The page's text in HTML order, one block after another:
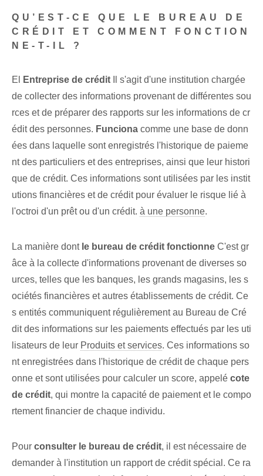
QU’EST-CE QUE LE BUREAU DE
CRÉDIT ET COMMENT FONCTION
NE-T-IL ?
El Entreprise de crédit Il s'agit d'une institution chargée
de ‍collecter​ des informations provenant de différentes sou
rces⁢ et de ⁤préparer des rapports sur les informations de cr
édit des personnes. Funciona comme une base de donn
ées dans laquelle sont enregistrés l'historique de paieme
nt des particuliers et des entreprises, ainsi que leur histori
que de crédit. Ces informations sont utilisées par les instit
utions financières et de crédit pour évaluer le risque lié à
l'octroi d'un prêt ou d'un crédit. à une personne.
La manière dont le bureau de crédit fonctionne C'est gr
âce à la collecte d'informations provenant de diverses so
urces, telles que les banques, les grands magasins, les s
ociétés financières et autres établissements de crédit. Ce
s entités communiquent régulièrement au ⁣Bureau de Cré
dit des informations sur les ‍paiements⁤ effectués par les uti
lisateurs de leur Produits et services. Ces informations so
nt enregistrées dans l'historique de crédit de chaque pers
onne et sont utilisées pour calculer un score, appelé cote
de crédit⁤, qui montre la capacité de paiement et le compo
rtement financier de chaque individu.
Pour consulter le bureau de crédit, il est nécessaire de
demander à l'institution un rapport de crédit spécial. Ce ra